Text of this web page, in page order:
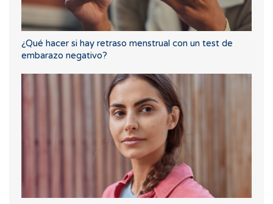
¿Qué hacer si hay retraso menstrual con un test de
embarazo negativo?